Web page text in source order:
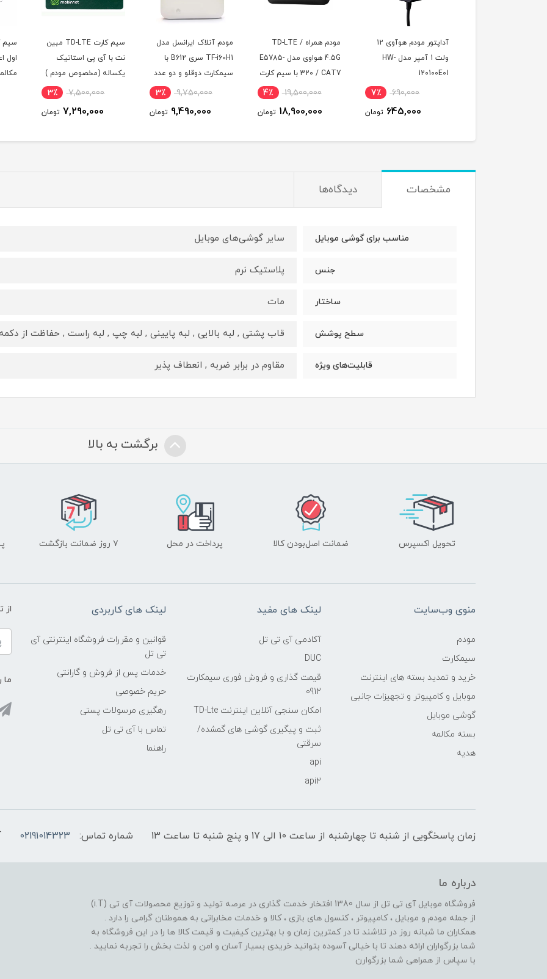
آداپتور مودم هوآوی 12
ولت 1 آمپر مدل HW-
120100E01
690,000 7٪
645,000 تومان
مودم همراه TD-LTE /
4.5G هواوی مدل E5785-
320 / CAT7 با سیم کارت
TD-LTE و اینترنت 100 19,500,000 4٪
18,900,000 تومان
مودم آنلاک ایرانسل مدل
TF-i60H1 سری B612 با
سیمکارت دوقلو و دو عدد
آنتن اکسترنال 19 دسی بل9,750,000 3٪
9,490,000 تومان
سیم کارت TD-LTE مبین
نت با آی پی استاتیک
یکساله (مخصوص مودم )
7,500,000 3٪
7,290,000 تومان
اول
مشخصات دیدگاه‌ها
مناسب برای گوشی موبایل سایر گوشی‌های موبایل
جنس پلاستیک نرم
ساختار مات
سطح پوشش قاب پشتی , لبه بالایی , لبه پایینی , لبه چپ , لبه راست , حفاظت از
قابلیت‌های ویژه مقاوم در برابر ضربه , انعطاف پذیر
برگشت به بالا
تحویل اکسپرس ضمانت اصل‌بودن کالا پرداخت در محل ۷ روز ضمانت بازگشت
منوی وب‌سایت
مودم
سیمکارت
خرید و تمدید بسته های اینترنت
موبایل و کامپیوتر و تجهیزات جانبی
گوشی موبایل
بسته مکالمه
هدیه
لینک های مفید
آکادمی آی تی تل
DUC
قیمت گذاری و فروش فوری سیمکارت
0912
امکان سنجی آنلاین اینترنت TD-Lte
ثبت و پیگیری گوشی های گمشده/
سرقتی
api
api2
لینک های کاربردی
قوانین و مقررات فروشگاه اینترنتی آی
تی تل
خدمات پس از فروش و گارانتی
حریم خصوصی
رهگیری مرسولات پستی
تماس با آی تی تل
راهنما
از
ما
زمان پاسخگویی از شنبه تا چهارشنبه از ساعت 10 الی 17 و پنج شنبه تا ساعت 13 شماره تماس: 02191014323
درباره ما
فروشگاه موبایل آی تی تل از سال 1380 افتخار خدمت گذاری در عرصه تولید و توزیع محصولات آی تی (i.T)
از جمله مودم و موبایل ، کامپیوتر ، کنسول های بازی ، کالا و خدمات مخابراتی به هموطنان گرامی را دارد .
همکاران ما شبانه روز در تلاشند تا در کمترین زمان و با بهترین کیفیت و قیمت کالا ها را در این فروشگاه به
شما بزرگواران ارائه دهند تا با خیالی آسوده بتوانید خریدی بسیار آسان و امن و لذت بخش را تجربه نمایید .
با سپاس از همراهی شما بزرگوارن